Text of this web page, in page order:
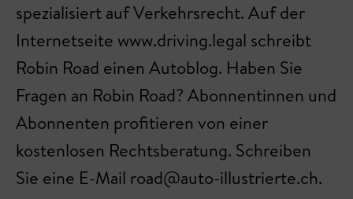
spezialisiert auf Verkehrsrecht. Auf der
Internetseite www.driving.legal schreibt
Robin Road einen Autoblog. Haben Sie
Fragen an Robin Road? Abonnentinnen und
Abonnenten profitieren von einer
kostenlosen Rechtsberatung. Schreiben
Sie eine E-Mail road@auto-illustrierte.ch.